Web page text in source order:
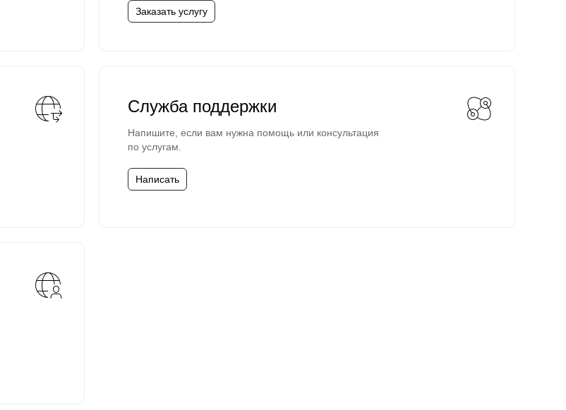
Заказать услугу
Служба поддержки
Напишите, если вам нужна помощь или консультация
по услугам.
Написать